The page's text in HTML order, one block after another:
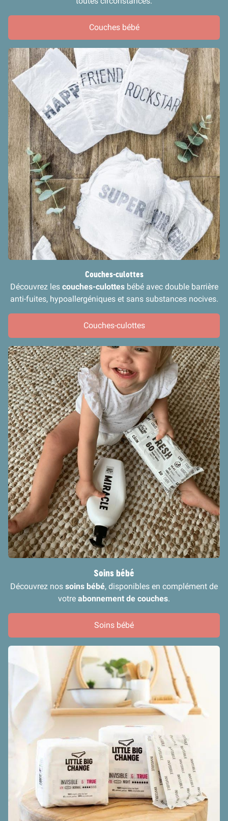
Couches bébé
Couches-culottes
Découvrez les couches-culottesbébé avec double barrière
anti-fuites, hypoallergéniques et sans substances nocives.
Couches-culottes
Soins bébé
Découvrez nos soins bébé, disponibles en complément de
votre abonnement de couches.
Soins bébé